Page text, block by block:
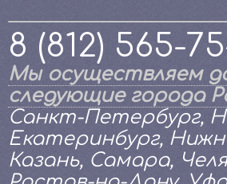
8 (812) 565-
Мы осуществляем
следующие города
Санкт-Петербург,
Екатеринбург,
Казань, Самара,